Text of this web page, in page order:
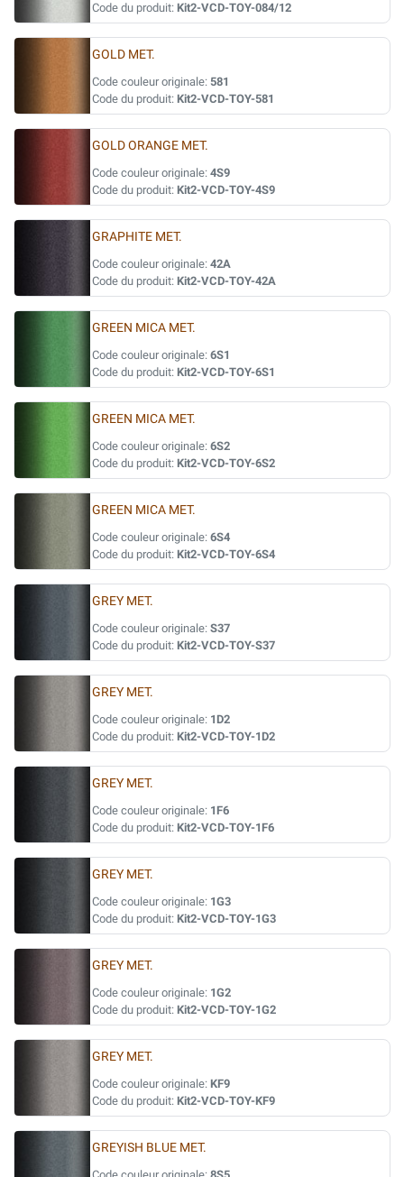
Code du produit: Kit2-VCD-TOY-084/12
GOLD MET.
Code couleur originale: 581
Code du produit: Kit2-VCD-TOY-581
GOLD ORANGE MET.
Code couleur originale: 4S9
Code du produit: Kit2-VCD-TOY-4S9
GRAPHITE MET.
Code couleur originale: 42A
Code du produit: Kit2-VCD-TOY-42A
GREEN MICA MET.
Code couleur originale: 6S1
Code du produit: Kit2-VCD-TOY-6S1
GREEN MICA MET.
Code couleur originale: 6S2
Code du produit: Kit2-VCD-TOY-6S2
GREEN MICA MET.
Code couleur originale: 6S4
Code du produit: Kit2-VCD-TOY-6S4
GREY MET.
Code couleur originale: S37
Code du produit: Kit2-VCD-TOY-S37
GREY MET.
Code couleur originale: 1D2
Code du produit: Kit2-VCD-TOY-1D2
GREY MET.
Code couleur originale: 1F6
Code du produit: Kit2-VCD-TOY-1F6
GREY MET.
Code couleur originale: 1G3
Code du produit: Kit2-VCD-TOY-1G3
GREY MET.
Code couleur originale: 1G2
Code du produit: Kit2-VCD-TOY-1G2
GREY MET.
Code couleur originale: KF9
Code du produit: Kit2-VCD-TOY-KF9
GREYISH BLUE MET.